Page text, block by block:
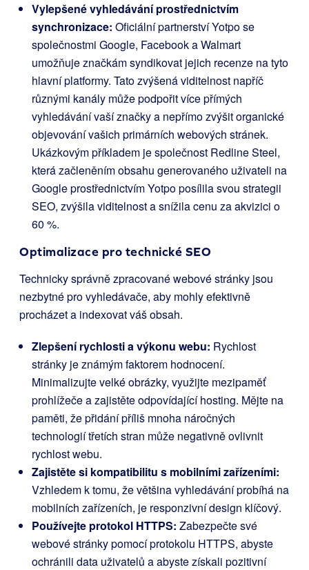
Vylepšené vyhledávání prostřednictvím
synchronizace: Oficiální partnerství Yotpo se
společnostmi Google, Facebook a Walmart
umožňuje značkám syndikovat jejich recenze na tyto
hlavní platformy. Tato zvýšená viditelnost napříč
různými kanály může podpořit více přímých
vyhledávání vaší značky a nepřímo zvýšit organické
objevování vašich primárních webových stránek.
Ukázkovým příkladem je společnost Redline Steel,
která začleněním obsahu generovaného uživateli na
Google prostřednictvím Yotpo posílila svou strategii
SEO, zvýšila viditelnost a snížila cenu za akvizici o
60 %.
Optimalizace pro technické SEO
Technicky správně zpracované webové stránky jsou
nezbytné pro vyhledávače, aby mohly efektivně
procházet a indexovat váš obsah.
Zlepšení rychlosti a výkonu webu: Rychlost
stránky je známým faktorem hodnocení.
Minimalizujte velké obrázky, využijte mezipaměť
prohlížeče a zajistěte odpovídající hosting. Mějte na
paměti, že přidání příliš mnoha náročných
technologií třetích stran může negativně ovlivnit
rychlost webu.
Zajistěte si kompatibilitu s mobilními zařízeními:
Vzhledem k tomu, že většina vyhledávání probíhá na
mobilních zařízeních, je responzivní design klíčový.
Používejte protokol HTTPS: Zabezpečte své
webové stránky pomocí protokolu HTTPS, abyste
ochránili data uživatelů a abyste získali pozitivní